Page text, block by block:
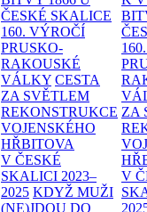
ČESKÉ SKALICE
160. VÝROČÍ
PRUSKO-
RAKOUSKÉ
VÁLKY CESTA
ZA SVĚTLEM
REKONSTRUKCE
VOJENSKÉHO
HŘBITOVA
V ČESKÉ
SKALICI 2023–
2025 KDYŽ MUŽI
(NE)JDOU DO
ZA
V